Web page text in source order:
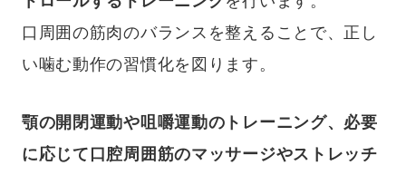
口周囲の筋肉のバランスを整えることで、正し
い噛む動作の習慣化を図ります。
顎の開閉運動や咀嚼運動のトレーニング、必要
に応じて口腔周囲筋のマッサージやストレッチ